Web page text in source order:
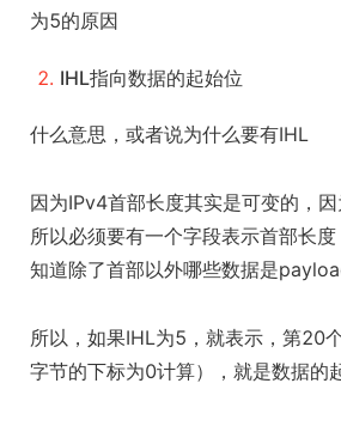
为5的原因
IHL指向数据的起始位
什么意思，或者说为什么要有IHL
因为IPv4首部长度其实是可变的，
所以必须要有一个字段表示首部长
知道除了首部以外哪些数据是
所以，如果IHL为5，就表示，第20
字节的下标为0计算），就是数据的